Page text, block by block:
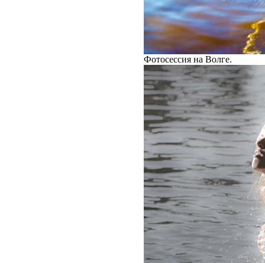
Фотосессия на Волге.